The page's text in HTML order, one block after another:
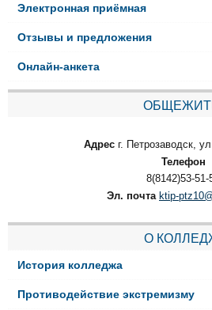
Электронная приёмная
Отзывы и предложения
Онлайн-анкета
Адрес г. Петрозаводск,
Телефон
8(8142)53-51-
Эл. почта ktip-
О
История колледжа
Противодействие экстремизму